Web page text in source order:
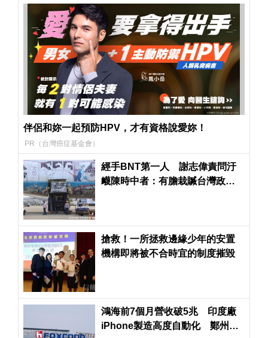
伴侶和妳一起預防HPV，才有資格說愛妳！
PR（台灣癌症基金會）
經手BNT第一人 謝志偉責問汙
衊陳時中者：有膽栽贓台灣政
搶救！一所拯救邊緣少年的安置
機構即將被不合時宜的制度摧毀
鴻海前7個月營收破5兆 印度廠
iPhone製造高度自動化 鄭州生